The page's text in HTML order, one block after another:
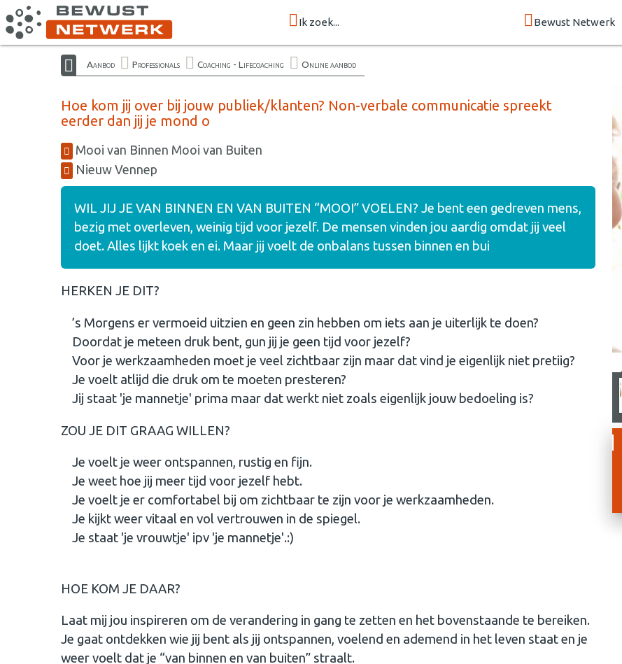
Ik zoek... Bewust Netwerk
Aanbod Professionals Coaching - Lifecoaching Online aanbod
Hoe kom jij over bij jouw publiek/klanten? Non-verbale communicatie spreekt
eerder dan jij je mond o
Mooi van Binnen Mooi van Buiten
Nieuw Vennep
WIL JIJ JE VAN BINNEN EN VAN BUITEN “MOOI” VOELEN? Je bent een gedreven mens,
bezig met overleven, weinig tijd voor jezelf. De mensen vinden jou aardig omdat jij veel
doet. Alles lijkt koek en ei. Maar jij voelt de onbalans tussen binnen en bui
HERKEN JE DIT?
’s Morgens er vermoeid uitzien en geen zin hebben om iets aan je uiterlijk te doen?
Doordat je meteen druk bent, gun jij je geen tijd voor jezelf?
Voor je werkzaamheden moet je veel zichtbaar zijn maar dat vind je eigenlijk niet pretiig?
Je voelt atlijd die druk om te moeten presteren?
Jij staat 'je mannetje' prima maar dat werkt niet zoals eigenlijk jouw bedoeling is?
ZOU JE DIT GRAAG WILLEN?
Je voelt je weer ontspannen, rustig en fijn.
Je weet hoe jij meer tijd voor jezelf hebt.
Je voelt je er comfortabel bij om zichtbaar te zijn voor je werkzaamheden.
Je kijkt weer vitaal en vol vertrouwen in de spiegel.
Je staat 'je vrouwtje' ipv 'je mannetje'.:)
HOE KOM JE DAAR?
Laat mij jou inspireren om de verandering in gang te zetten en het bovenstaande te bereiken.
Je gaat ontdekken wie jij bent als jij ontspannen, voelend en ademend in het leven staat en je
weer voelt dat je “van binnen en van buiten” straalt.